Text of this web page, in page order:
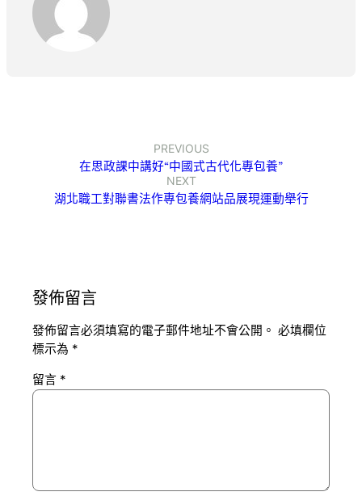
PREVIOUS
在思政課中講好“中國式古代化專包養”
NEXT
湖北職工對聯書法作專包養網站品展現運動舉行
發佈留言
發佈留言必須填寫的電子郵件地址不會公開。 必填欄位
標示為 *
留言 *